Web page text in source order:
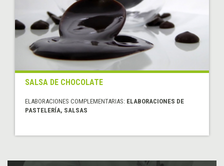
SALSA DE CHOCOLATE
ELABORACIONES COMPLEMENTARIAS: ELABORACIONES DE
PASTELERÍA, SALSAS